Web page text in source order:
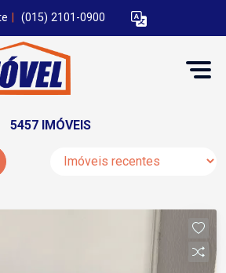
(015) 2101-0900
5457 IMÓVEIS